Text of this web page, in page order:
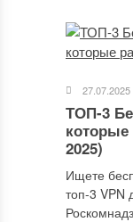
Ваш адрес email
27.07.2025
ТОП-3
2025)
Ищете
топ-3 VPN